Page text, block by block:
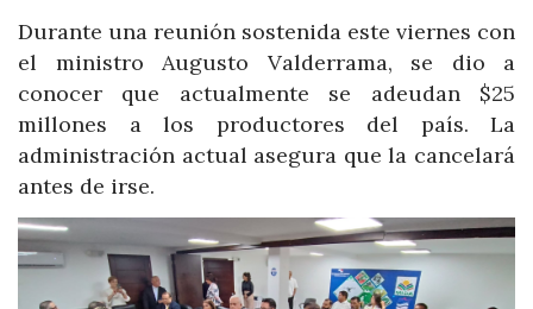
Durante una reunión sostenida este viernes con
el ministro Augusto Valderrama, se dio a
conocer que actualmente se adeudan $25
millones a los productores del país. La
administración actual asegura que la cancelará
antes de irse.